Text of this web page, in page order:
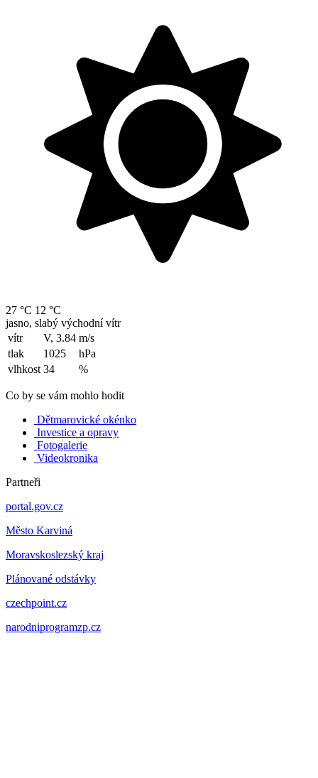
27 °C 12 °C
jasno, slabý východní vítr
vítr
V, 3.84 m/s
tlak
1025
hPa
vlhkost 34 %
Co by se vám mohlo hodit
Dětmarovické okénko
Investice a opravy
Fotogalerie
Videokronika
Partneři
portal.gov.cz
Město Karviná
Moravskoslezský kraj
Plánované odstávky
czechpoint.cz
narodniprogramzp.cz